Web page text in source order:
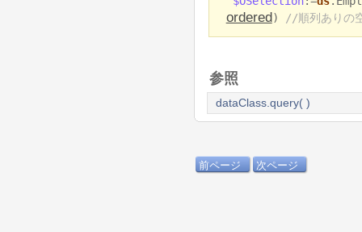
ordered) //順列ありの
参照
dataClass.query( )
前ページ 次ページ